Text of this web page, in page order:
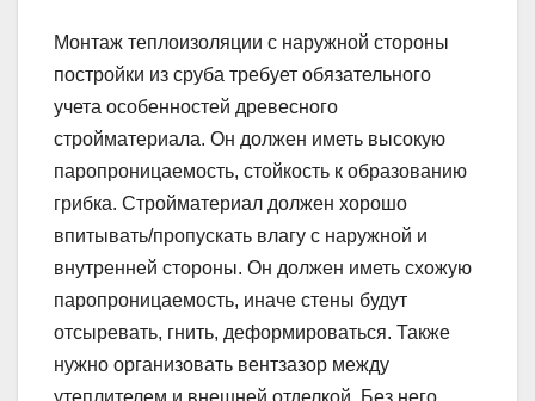
Монтаж теплоизоляции с наружной стороны
постройки из сруба требует обязательного
учета особенностей древесного
стройматериала. Он должен иметь высокую
паропроницаемость, стойкость к образованию
грибка. Стройматериал должен хорошо
впитывать/пропускать влагу с наружной и
внутренней стороны. Он должен иметь схожую
паропроницаемость, иначе стены будут
отсыревать, гнить, деформироваться. Также
нужно организовать вентзазор между
утеплителем и внешней отделкой. Без него